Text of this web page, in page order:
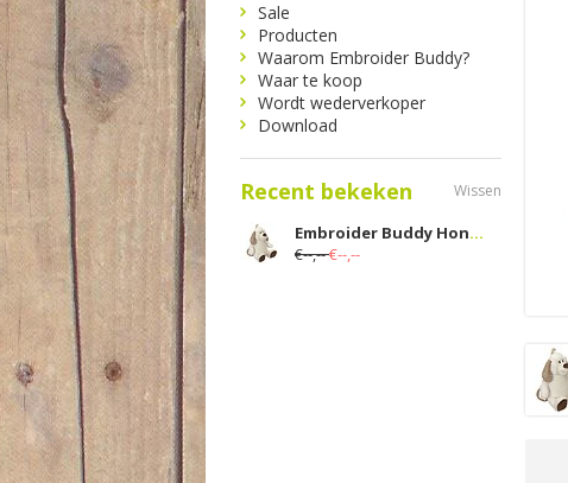
Sale
Producten
Waarom Embroider Buddy?
Waar te koop
Wordt wederverkoper
Download
Recent bekeken Wissen
Embroider Buddy Hond Classic Rugzak
€--,--€--,--